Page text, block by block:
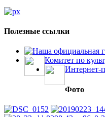
Полезные ссылки
Наша официальная
Комитет по
Интернет-
Фото